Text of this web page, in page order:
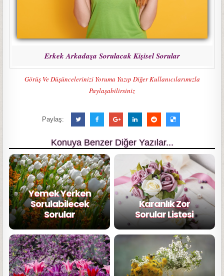
Erkek Arkadaşa Sorulacak Kişisel Sorular
Görüş Ve Düşüncelerinizi Yoruma Yazıp Diğer Kullanıcılarımızla
Paylaşabilirsiniz
Paylaş:
Konuya Benzer Diğer Yazılar...
Yemek Yerken
Sorulabilecek
Sorular
Karanlık Zor
Sorular Listesi